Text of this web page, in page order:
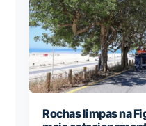
Rochas limpas na